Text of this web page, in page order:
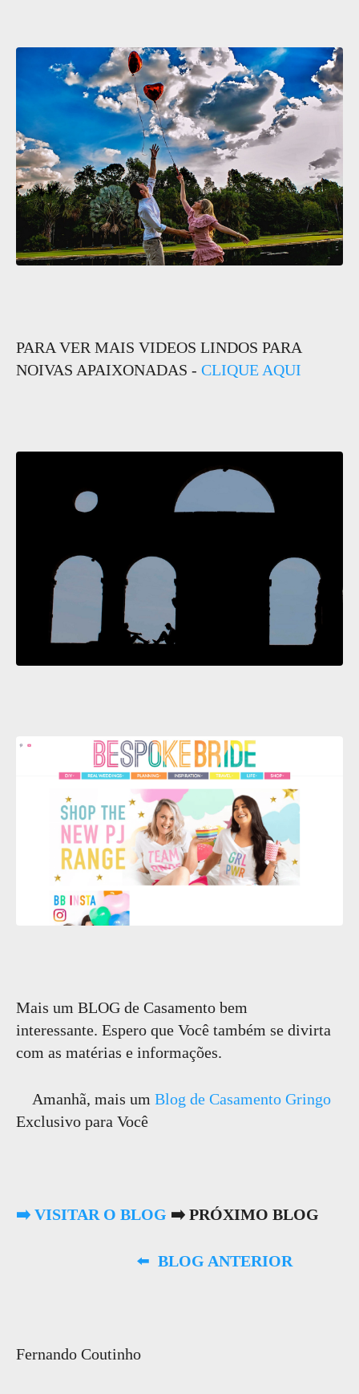
PARA VER MAIS VIDEOS LINDOS PARA
NOIVAS APAIXONADAS - CLIQUE AQUI
Mais um BLOG de Casamento bem
interessante. Espero que Você também se divirta
com as matérias e informações.
Amanhã, mais um Blog de Casamento Gringo
Exclusivo para Você
➡️ VISITAR O BLOG ➡️ PRÓXIMO BLOG
⬅️ BLOG ANTERIOR
Fernando Coutinho